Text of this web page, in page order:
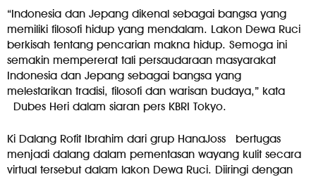
“Indonesia dan Jepang dikenal sebagai bangsa yang
memiliki filosofi hidup yang mendalam. Lakon Dewa Ruci
berkisah tentang pencarian makna hidup. Semoga ini
semakin mempererat tali persaudaraan masyarakat
Indonesia dan Jepang sebagai bangsa yang
melestarikan tradisi, filosofi dan warisan budaya,” kata
Dubes Heri dalam siaran pers KBRI Tokyo.
Ki Dalang Rofit Ibrahim dari grup HanaJoss
bertugas
menjadi dalang dalam pementasan wayang kulit secara
virtual tersebut dalam lakon Dewa Ruci. Diiringi dengan